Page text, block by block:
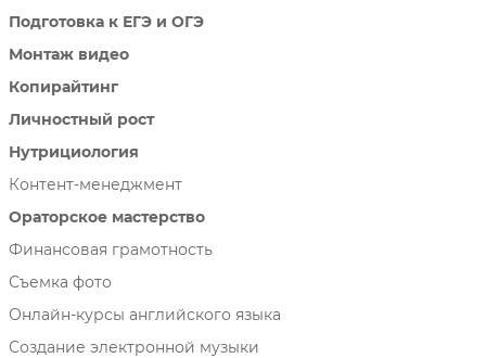
Подготовка к ЕГЭ и ОГЭ
Монтаж видео
Копирайтинг
Личностный рост
Нутрициология
Контент-менеджмент
Ораторское мастерство
Финансовая грамотность
Съемка фото
Онлайн-курсы английского языка
Создание электронной музыки